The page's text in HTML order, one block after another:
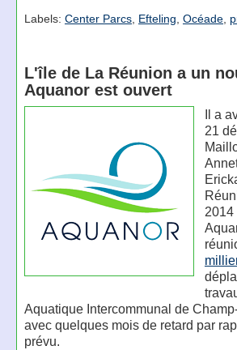
Labels: Center Parcs, Efteling Océade,
L'île de La Réunion a un
Aquanor est ouvert
Il a
21
2014
Aquatique Intercommunal de
avec quelques mois de retard par
prévu.